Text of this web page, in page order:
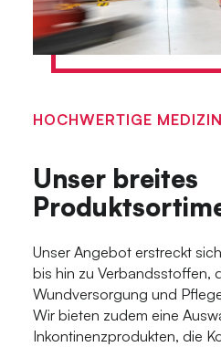
HOCHWERTIGE
Unser breites
Unser Angebot erstreckt
bis hin zu Verbandsstoffen,
Wundversorgung und
Wir bieten zudem eine
Inkontinenzprodukten, die